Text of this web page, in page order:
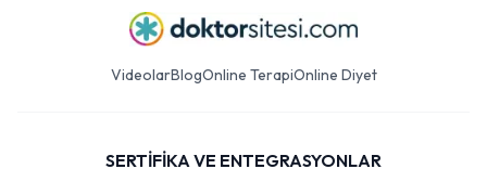
VideolarBlogOnline TerapiOnline Diyet
SERTİFİKA VE ENTEGRASYONLAR